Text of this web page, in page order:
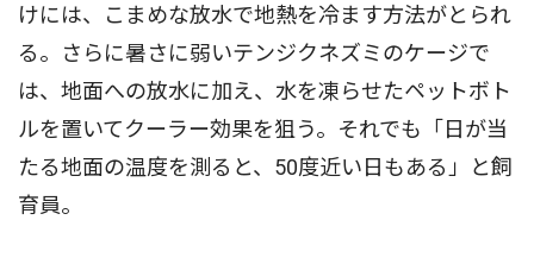
けには、こまめな放水で地熱を冷ます方法がとられ
る。さらに暑さに弱いテンジクネズミのケージで
は、地面への放水に加え、水を凍らせたペットボト
ルを置いてクーラー効果を狙う。それでも「日が当
たる地面の温度を測ると、50度近い日もある」と飼
育員。